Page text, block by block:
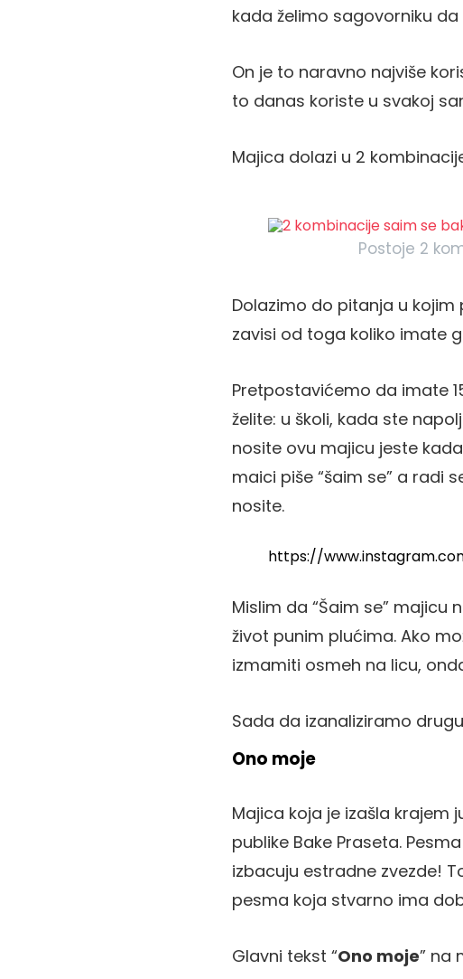
kada želimo sagovorniku
On je to naravno najviše
to danas koriste u svakoj
Majica dolazi u 2
Postoje 2
Dolazimo do pitanja u
zavisi od toga koliko imate
Pretpostavićemo da imate
želite: u školi, kada ste
nosite ovu majicu jeste
maici piše “šaim se” a radi
nosite.
https://
Mislim da “Šaim se” majicu
život punim plućima. Ako
izmamiti osmeh na licu,
Sada da izanaliziramo
Ono moje
Majica koja je izašla krajem
publike Bake Praseta.
izbacuju estradne zvezde!
pesma koja stvarno ima
Glavni tekst “Ono moje” na